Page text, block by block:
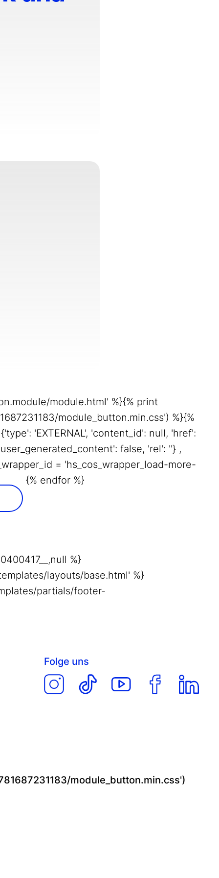
module.html' %}{% print
module_button.min.css') %}{%
'EXTERNAL', 'content_id': null, 'href':
false, 'rel': ''} ,
= 'hs_cos_wrapper_load-more-
{% endfor %}
%}
layouts/base.html' %}
partials/footer-
module_button.min.css')
Folge uns